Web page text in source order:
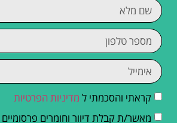
קראתי והסכמתי ל מדיניות הפרטיות
מאשר/ת קבלת דיוור וחומרים פרסומיים